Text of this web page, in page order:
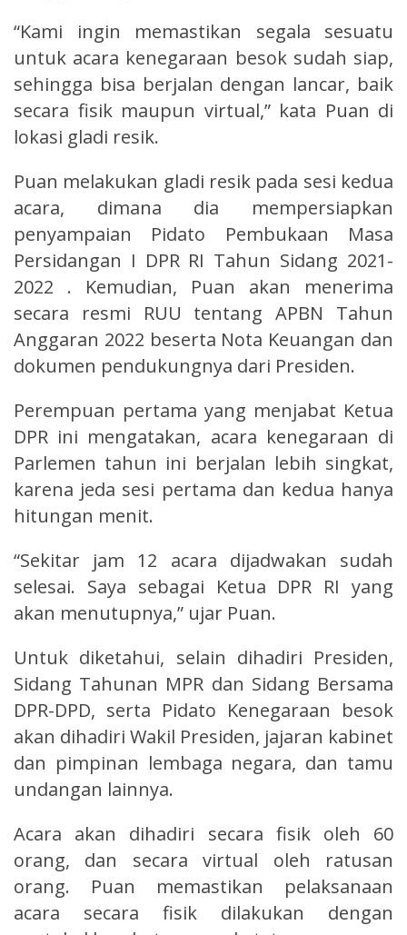
“Kami ingin memastikan segala sesuatu
untuk acara kenegaraan besok sudah siap,
sehingga bisa berjalan dengan lancar, baik
secara fisik maupun virtual,” kata Puan di
lokasi gladi resik.
Puan melakukan gladi resik pada sesi kedua
acara, dimana dia mempersiapkan
penyampaian Pidato Pembukaan Masa
Persidangan I DPR RI Tahun Sidang 2021-
2022 . Kemudian, Puan akan menerima
secara resmi RUU tentang APBN Tahun
Anggaran 2022 beserta Nota Keuangan dan
dokumen pendukungnya dari Presiden.
Perempuan pertama yang menjabat Ketua
DPR ini mengatakan, acara kenegaraan di
Parlemen tahun ini berjalan lebih singkat,
karena jeda sesi pertama dan kedua hanya
hitungan menit.
“Sekitar jam 12 acara dijadwakan sudah
selesai. Saya sebagai Ketua DPR RI yang
akan menutupnya,” ujar Puan.
Untuk diketahui, selain dihadiri Presiden,
Sidang Tahunan MPR dan Sidang Bersama
DPR-DPD, serta Pidato Kenegaraan besok
akan dihadiri Wakil Presiden, jajaran kabinet
dan pimpinan lembaga negara, dan tamu
undangan lainnya.
Acara akan dihadiri secara fisik oleh 60
orang, dan secara virtual oleh ratusan
orang. Puan memastikan pelaksanaan
acara secara fisik dilakukan dengan